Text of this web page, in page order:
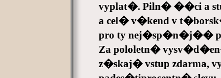
vyplat�. Piln� ��ci a
a cel� v�kend v
pro ty nej�sp�n�j��
Za pololetn�
z�skaj� vstup zdarma,